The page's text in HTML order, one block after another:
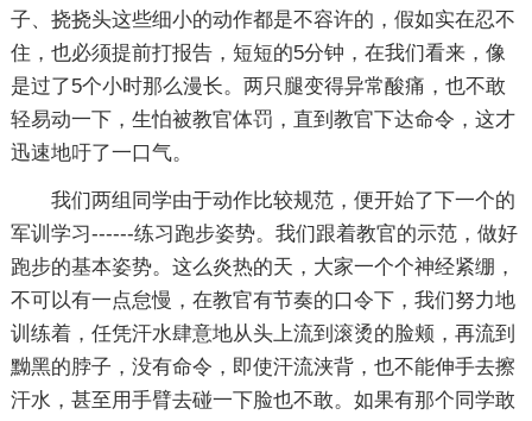
子、挠挠头这些细小的动作都是不容许的，假如实在忍不
住，也必须提前打报告，短短的5分钟，在我们看来，像
是过了5个小时那么漫长。两只腿变得异常酸痛，也不敢
轻易动一下，生怕被教官体罚，直到教官下达命令，这才
迅速地吁了一口气。
我们两组同学由于动作比较规范，便开始了下一个的
军训学习------练习跑步姿势。我们跟着教官的示范，做好
跑步的基本姿势。这么炎热的天，大家一个个神经紧绷，
不可以有一点怠慢，在教官有节奏的口令下，我们努力地
训练着，任凭汗水肆意地从头上流到滚烫的脸颊，再流到
黝黑的脖子，没有命令，即使汗流浃背，也不能伸手去擦
汗水，甚至用手臂去碰一下脸也不敢。如果有那个同学敢